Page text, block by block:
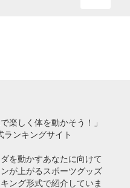
楽しく体を動かそう！」
ランキングサイト
を動かすあなたに向けて
が上がるスポーツグッズ
ング形式で紹介していま